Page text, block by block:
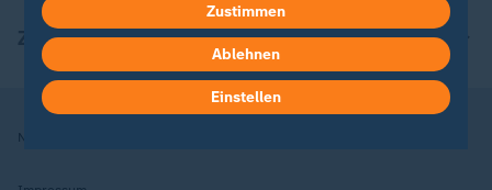
ZDFheute Apps
Nutzungsbedingungen
Hier findest du das Impressum.
Weitere Informationen findest du in unserer
Datenschutzerklärung.
Zustimmen
Ablehnen
Einstellen